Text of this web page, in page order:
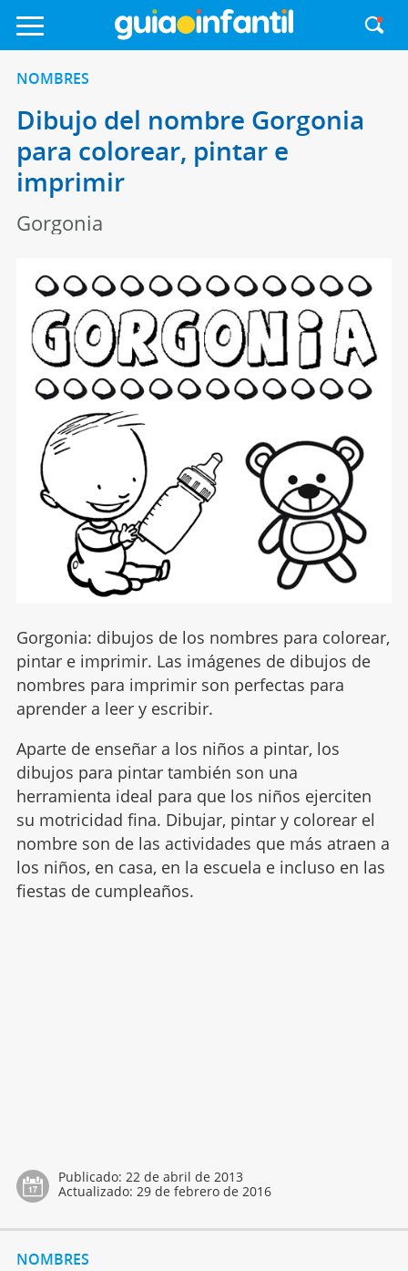
NOMBRES
Dibujo del nombre Gorgonia
para colorear, pintar e
imprimir
Gorgonia
Gorgonia: dibujos de los nombres para colorear,
pintar e imprimir. Las imágenes de dibujos de
nombres para imprimir son perfectas para
aprender a leer y escribir.
Aparte de enseñar a los niños a pintar, los
dibujos para pintar también son una
herramienta ideal para que los niños ejerciten
su motricidad fina. Dibujar, pintar y colorear el
nombre son de las actividades que más atraen a
los niños, en casa, en la escuela e incluso en las
fiestas de cumpleaños.
Publicado: 22 de abril de 2013
Actualizado: 29 de febrero de 2016
NOMBRES